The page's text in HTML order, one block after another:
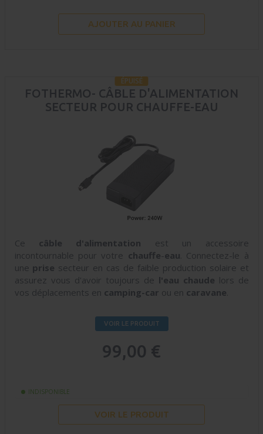
AJOUTER AU PANIER
ÉPUISÉ
FOTHERMO- CÂBLE D'ALIMENTATION
SECTEUR POUR CHAUFFE-EAU
Ce câble d'alimentation est un accessoire
incontournable pour votre chauffe-eau . Connectez-le à
une prise secteur en cas de faible production solaire et
assurez vous d'avoir toujours de l'eau chaude lors de
vos déplacements en camping-car ou en caravane
VOIR LE PRODUIT
99,00 €
INDISPONIBLE
VOIR LE PRODUIT